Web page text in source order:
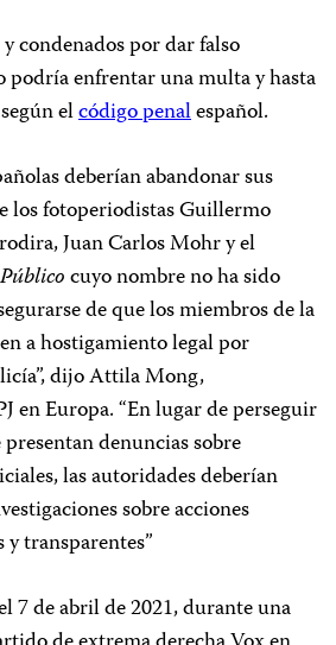
condenados por dar falso
podría enfrentar una multa y hasta
elcódigo penalespañol.
deberían abandonar sus
los fotoperiodistas Guillermo
Juan Carlos Mohr y el
Públicocuyo nombre no ha sido
de que los miembros de la
a hostigamiento legal por
dijo Attila Mong,
en Europa. “En lugar de perseguir
denuncias sobre
las autoridades deberían
sobre acciones
transparentes”
7 de abril de 2021, durante una